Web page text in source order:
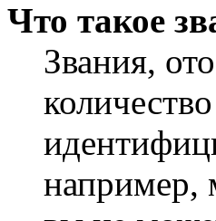
Что такое
Звания,
например,